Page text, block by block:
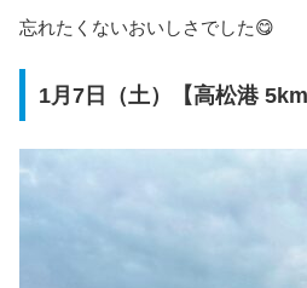
忘れたくないおいしさでした😋
1月7日（土）【高松港